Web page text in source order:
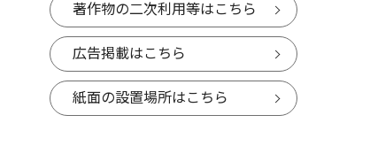
著作物の二次利用等はこちら
広告掲載はこちら
紙面の設置場所はこちら